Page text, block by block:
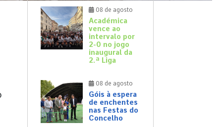
08 de agosto
Académica
vence ao
intervalo por
2-0 no jogo
inaugural da
2.ª Liga
08 de agosto
Góis à espera
de enchentes
nas Festas do
Concelho